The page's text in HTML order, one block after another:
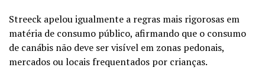
Streeck apelou igualmente a regras mais rigorosas em
matéria de consumo público, afirmando que o consumo
de canábis não deve ser visível em zonas pedonais,
mercados ou locais frequentados por crianças.